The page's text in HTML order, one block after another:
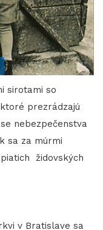
sirotami so
prezrádzajú
nebezpečenstva
sa za múrmi
židovských
v Bratislave sa